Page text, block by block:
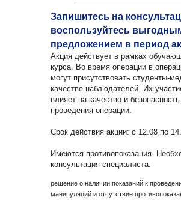
Запишитесь на
воспользуйтесь
предложением в период
Акция действует в рамках
курса. Во время операции в
могут присутствовать студенты-
качестве наблюдателей. Их
влияет на качество и безопасность
проведения операции.
Срок действия акции: с 12.08 по
Имеются противопоказания.
консультация специалиста.
решение о наличии показаний к
манипуляций и отсутствие